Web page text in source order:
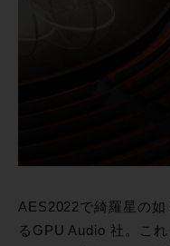
AES2022で綺羅星の
るGPU Audio 社。こ